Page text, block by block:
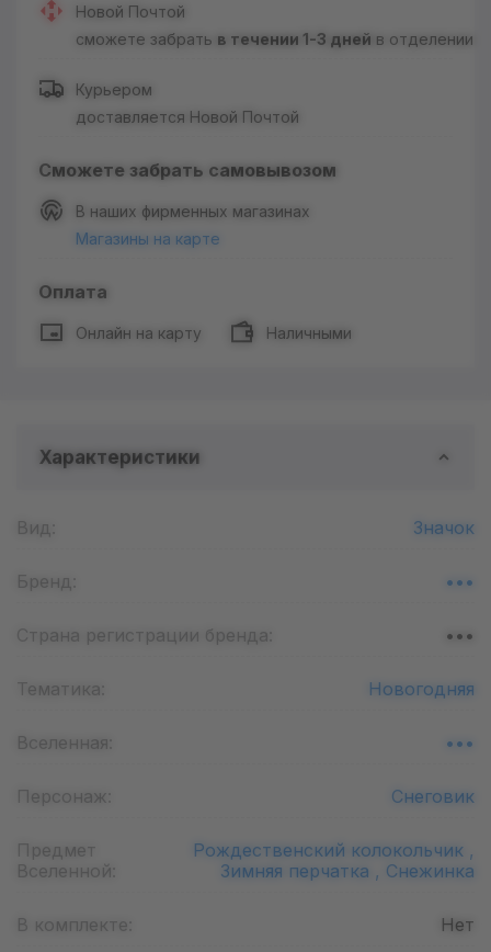
Новой Почтой
сможете забрать в течении 1-3 дней в отделении
Курьером
доставляется Новой Почтой
Сможете забрать самовывозом
В наших фирменных магазинах
Магазины на карте
Оплата
Онлайн на карту Наличными
Характеристики
Вид: Значок
Бренд: •••
Страна регистрации бренда: •••
Тематика: Новогодняя
Вселенная: •••
Персонаж: Снеговик
Предмет
Вселенной:
Рождественский колокольчик ,
Зимняя перчатка , Снежинка
В комплекте: Нет